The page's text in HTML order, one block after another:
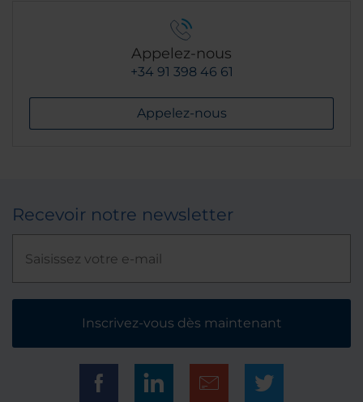
Appelez-nous
+34 91 398 46 61
Appelez-nous
Recevoir notre newsletter
Inscrivez-vous dès maintenant